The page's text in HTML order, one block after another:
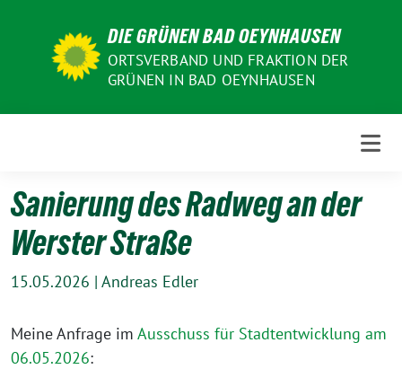
DIE GRÜNEN BAD OEYNHAUSEN
ORTSVERBAND UND FRAKTION DER
GRÜNEN IN BAD OEYNHAUSEN
Sanierung des Radweg an der
Werster Straße
15.05.2026 | Andreas Edler
Meine Anfrage im Ausschuss für Stadtentwicklung am
06.05.2026: